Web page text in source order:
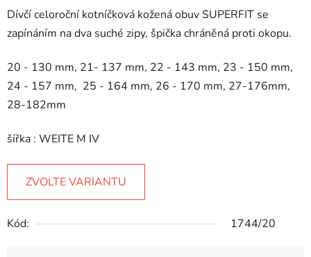
Dívčí celoroční kotníčková kožená obuv SUPERFIT se
zapínáním na dva suché zipy, špička chráněná proti okopu.
20 - 130 mm, 21- 137 mm, 22 - 143 mm, 23 - 150 mm,
24 - 157 mm, 25 - 164 mm, 26 - 170 mm, 27-176mm,
28-182mm
šířka : WEITE M IV
ZVOLTE VARIANTU
Kód: 1744/20